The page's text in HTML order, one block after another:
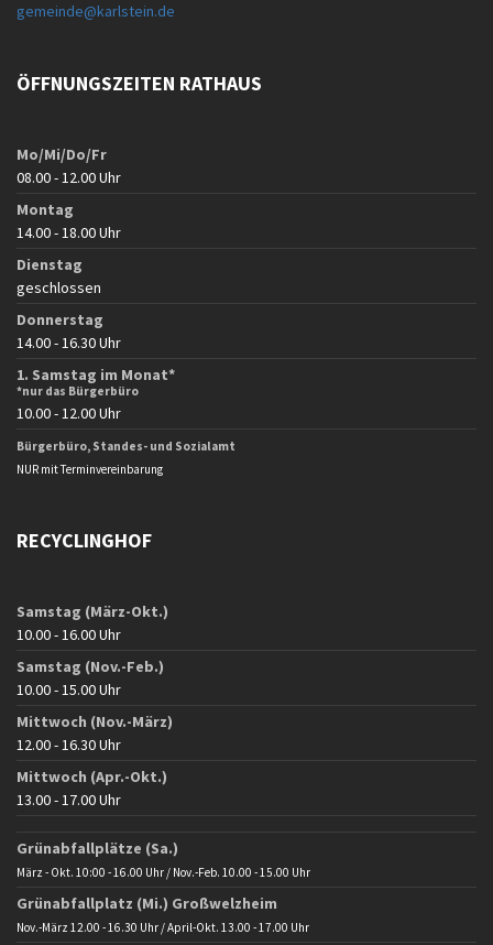
gemeinde@karlstein.de
ÖFFNUNGSZEITEN RATHAUS
Mo/Mi/Do/Fr
08.00 - 12.00 Uhr
Montag
14.00 - 18.00 Uhr
Dienstag
geschlossen
Donnerstag
14.00 - 16.30 Uhr
1. Samstag im Monat*
*nur das Bürgerbüro
10.00 - 12.00 Uhr
Bürgerbüro, Standes- und Sozialamt
NUR mit Terminvereinbarung
RECYCLINGHOF
Samstag (März-Okt.)
10.00 - 16.00 Uhr
Samstag (Nov.-Feb.)
10.00 - 15.00 Uhr
Mittwoch (Nov.-März)
12.00 - 16.30 Uhr
Mittwoch (Apr.-Okt.)
13.00 - 17.00 Uhr
Grünabfallplätze (Sa.)
März - Okt. 10:00 - 16.00 Uhr / Nov.-Feb. 10.00 - 15.00 Uhr
Grünabfallplatz (Mi.) Großwelzheim
Nov.-März 12.00 - 16.30 Uhr / April-Okt. 13.00 - 17.00 Uhr